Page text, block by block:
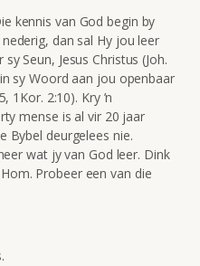
kennis van God begin by
dan sal Hy jou leer
Seun, Jesus Christus (Joh.
sy Woord aan jou openbaar
1Kor. 2:10). Kry ’n
mense is al vir 20 jaar
Bybel deurgelees nie.
wat jy van God leer. Dink
Probeer een van die